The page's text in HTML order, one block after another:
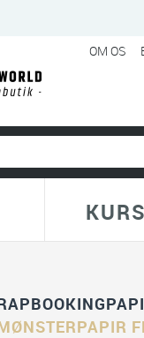
OM OS